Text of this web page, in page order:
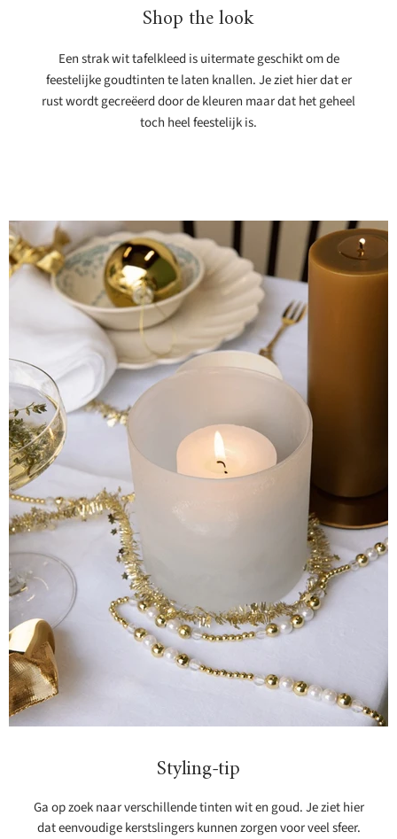
Shop the look
Een strak wit tafelkleed is uitermate geschikt om de
feestelijke goudtinten te laten knallen. Je ziet hier dat er
rust wordt gecreëerd door de kleuren maar dat het geheel
toch heel feestelijk is.
Styling-tip
Ga op zoek naar verschillende tinten wit en goud. Je ziet hier
dat eenvoudige kerstslingers kunnen zorgen voor veel sfeer.